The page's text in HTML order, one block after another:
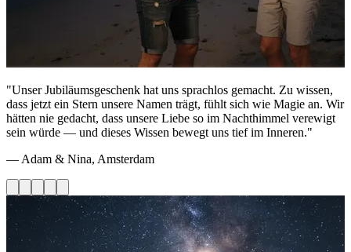
"Unser Jubiläumsgeschenk hat uns sprachlos gemacht. Zu wissen,
dass jetzt ein Stern unsere Namen trägt, fühlt sich wie Magie an. Wir
hätten nie gedacht, dass unsere Liebe so im Nachthimmel verewigt
sein würde — und dieses Wissen bewegt uns tief im Inneren."
— Adam & Nina, Amsterdam